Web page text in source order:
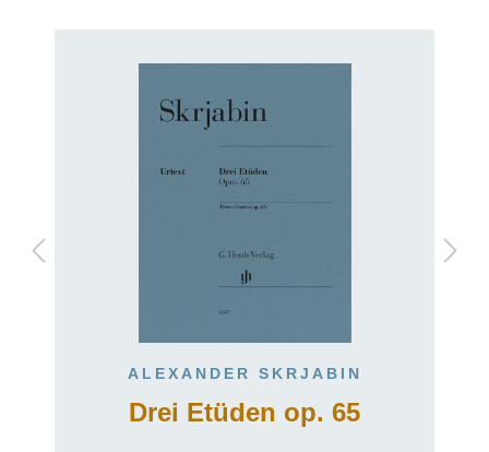
ALEXANDER SKRJABIN
Drei Etüden op. 65